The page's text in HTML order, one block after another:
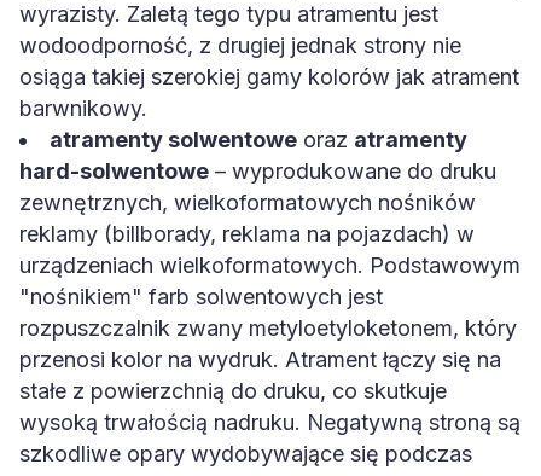
wyrazisty. Zaletą tego typu atramentu jest
wodoodporność, z drugiej jednak strony nie
osiąga takiej szerokiej gamy kolorów jak atrament
barwnikowy.
atramenty solwentowe oraz atramenty
hard-solwentowe – wyprodukowane do druku
zewnętrznych, wielkoformatowych nośników
reklamy (billborady, reklama na pojazdach) w
urządzeniach wielkoformatowych. Podstawowym
"nośnikiem" farb solwentowych jest
rozpuszczalnik zwany metyloetyloketonem, który
przenosi kolor na wydruk. Atrament łączy się na
stałe z powierzchnią do druku, co skutkuje
wysoką trwałością nadruku. Negatywną stroną są
szkodliwe opary wydobywające się podczas